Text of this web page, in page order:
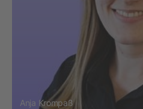
Anja Krompaß